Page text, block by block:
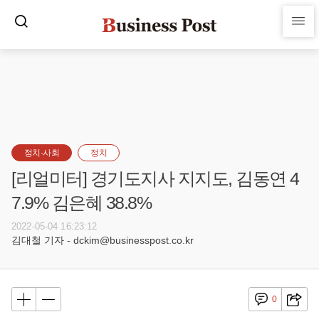
정치·사회 정치
[리얼미터] 경기도지사 지지도, 김동연 4
7.9% 김은혜 38.8%
2022-05-04 16:23:12
김대철 기자 - dckim@businesspost.co.kr
0